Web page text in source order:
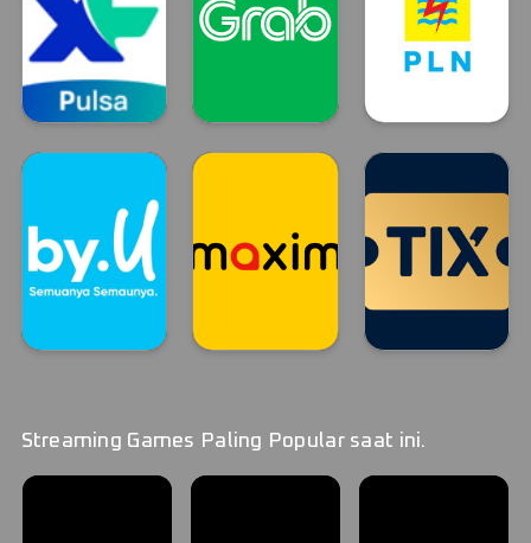
XL GRAB PLN
Streaming Games Paling Popular saat ini.